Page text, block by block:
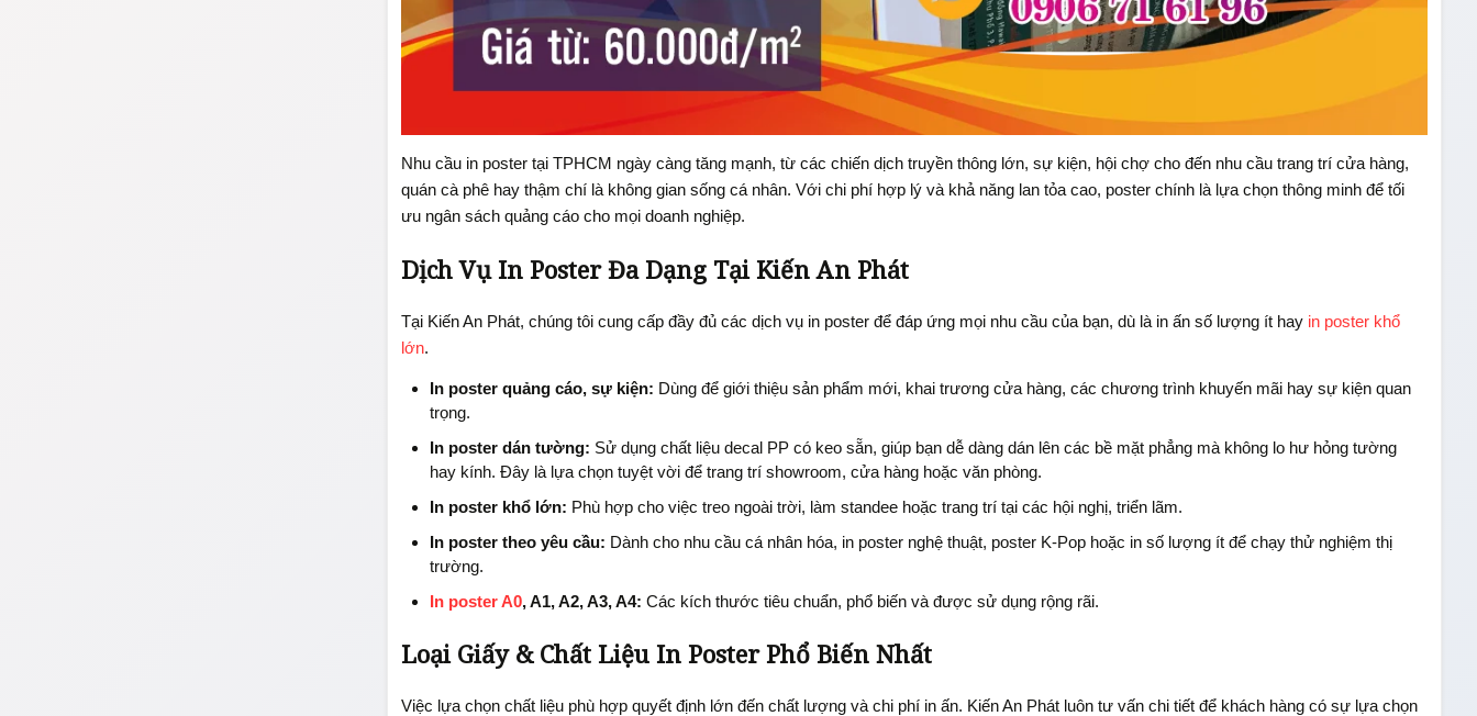
Nhu cầu in poster tại TPHCM ngày càng tăng mạnh, từ các chiến dịch truyền thông lớn, sự kiện, hội chợ cho đến nhu cầu trang trí cửa hàng,
quán cà phê hay thậm chí là không gian sống cá nhân. Với chi phí hợp lý và khả năng lan tỏa cao, poster chính là lựa chọn thông minh để tối
ưu ngân sách quảng cáo cho mọi doanh nghiệp.
Dịch Vụ In Poster Đa Dạng Tại Kiến An Phát
Tại Kiến An Phát, chúng tôi cung cấp đầy đủ các dịch vụ in poster để đáp ứng mọi nhu cầu của bạn, dù là in ấn số lượng ít hay in poster khổ
lớn.
In poster quảng cáo, sự kiện: Dùng để giới thiệu sản phẩm mới, khai trương cửa hàng, các chương trình khuyến mãi hay sự kiện quan
trọng.
In poster dán tường: Sử dụng chất liệu decal PP có keo sẵn, giúp bạn dễ dàng dán lên các bề mặt phẳng mà không lo hư hỏng tường
hay kính. Đây là lựa chọn tuyệt vời để trang trí showroom, cửa hàng hoặc văn phòng.
In poster khổ lớn: Phù hợp cho việc treo ngoài trời, làm standee hoặc trang trí tại các hội nghị, triển lãm.
In poster theo yêu cầu: Dành cho nhu cầu cá nhân hóa, in poster nghệ thuật, poster K-Pop hoặc in số lượng ít để chạy thử nghiệm thị
trường.
In poster A0, A1, A2, A3, A4: Các kích thước tiêu chuẩn, phổ biến và được sử dụng rộng rãi.
Loại Giấy & Chất Liệu In Poster Phổ Biến Nhất
Việc lựa chọn chất liệu phù hợp quyết định lớn đến chất lượng và chi phí in ấn. Kiến An Phát luôn tư vấn chi tiết để khách hàng có sự lựa chọn